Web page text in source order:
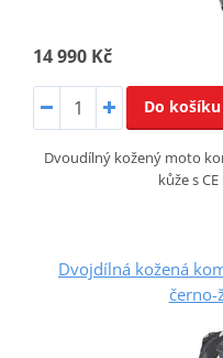
14 990 Kč
Do košíku
Dvoudílný kožený moto
kůže s
Dvojdílná kožená
černo-